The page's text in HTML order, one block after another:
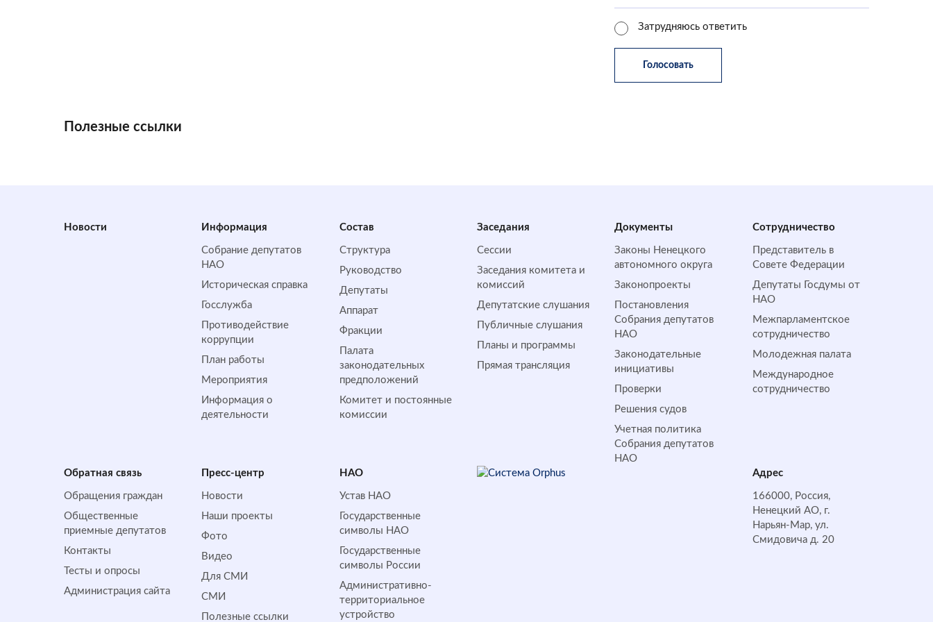
Затрудняюсь ответить
Полезные ссылки
Новости Информация
Собрание депутатов
НАО
Историческая справка
Госслужба
Противодействие
коррупции
План работы
Мероприятия
Информация о
деятельности
Состав
Структура
Руководство
Депутаты
Аппарат
Фракции
Палата
законодательных
предположений
Комитет и постоянные
комиссии
Заседания
Сессии
Заседания комитета и
комиссий
Депутатские слушания
Публичные слушания
Планы и программы
Прямая трансляция
Документы
Законы Ненецкого
автономного округа
Законопроекты
Постановления
Собрания депутатов
НАО
Законодательные
инициативы
Проверки
Решения судов
Учетная политика
Собрания депутатов
НАО
Сотрудничество
Представитель в
Совете Федерации
Депутаты Госдумы от
НАО
Межпарламентское
сотрудничество
Молодежная палата
Международное
сотрудничество
Обратная cвязь
Обращения граждан
Общественные
приемные депутатов
Контакты
Тесты и опросы
Администрация сайта
Пресс-центр
Новости
Наши проекты
Фото
Видео
Для СМИ
СМИ
Полезные ссылки
НАО
Устав НАО
Государственные
символы НАО
Государственные
символы России
Административно-
территориальное
устройство
Адрес
166000, Россия,
Ненецкий АО, г.
Нарьян-Мар, ул.
Смидовича д. 20